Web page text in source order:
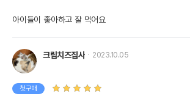
아이들이 좋아하고 잘 먹어요
크림치즈집사 2023.10.05
첫구매